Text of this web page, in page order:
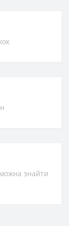
знайти